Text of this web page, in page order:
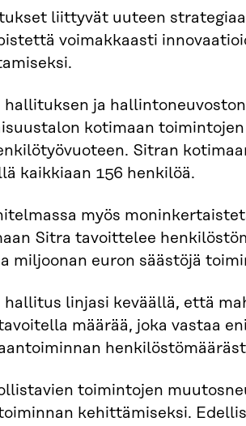
liittyvät uuteen
voimakkaasti
hallituksen ja
kotimaan
Sitran
kaikkiaan 156 henkilöä.
myös
Sitra tavoittelee
miljoonan euron säästöjä
hallitus linjasi keväällä, että
määrää, joka vastaa
toimintojen
kehittämiseksi.